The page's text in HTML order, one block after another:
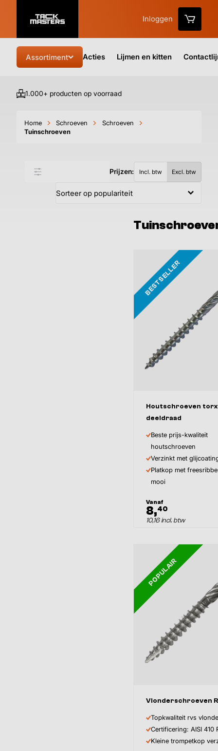
Inloggen
Assortiment Acties Lijmen en kitten
1.000+ producten op voorraad
Home Schroeven
Schroeven
Tuinschroeven
Prijzen: Incl. btw Excl. btw
Afmeting
Inhoud
BESTSELLER
Houtschroeven torx
deeldraad
Beste prijs-kwaliteit
houtschroeven
Verzinkt met
Platkop met
mooi
Vanaf
8,40
10,16 incl. btw
POPULAIR
Vlonderschroeven
Topkwaliteit rvs
Certificering: AISI 410
Kleine trompetkop